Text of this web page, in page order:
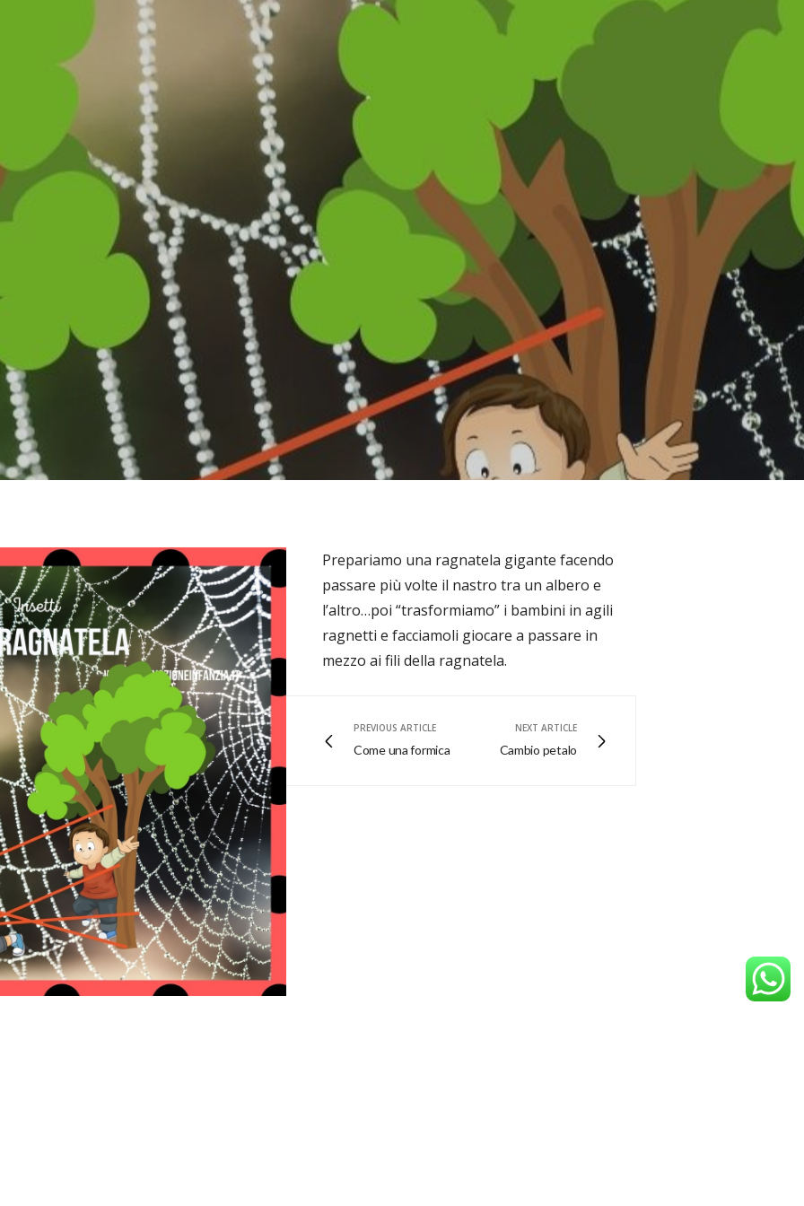
Prepariamo una ragnatela gigante facendo
passare più volte il nastro tra un albero e
l’altro…poi “trasformiamo” i bambini in agili
ragnetti e facciamoli giocare a passare in
mezzo ai fili della ragnatela.
PREVIOUS ARTICLE
Come una formica
NEXT ARTICLE
Cambio petalo